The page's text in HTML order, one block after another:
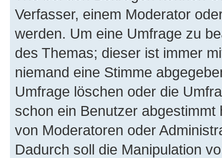
Verfasser, einem Moderator
werden. Um eine Umfrage zu
des Themas; dieser ist immer
niemand eine Stimme
Umfrage löschen oder die
schon ein Benutzer
von Moderatoren oder
Dadurch soll die Manipulation